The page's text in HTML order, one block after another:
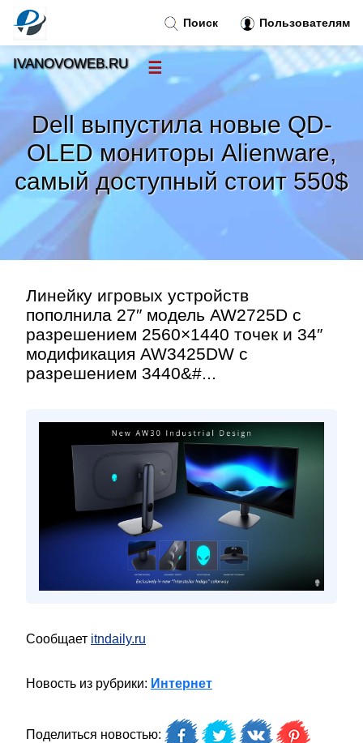
Dell выпустила новые QD-
OLED мониторы Alienware,
самый доступный стоит 550$
Линейку игровых устройств
пополнила 27″ модель AW2725D с
разрешением 2560×1440 точек и 34″
модификация AW3425DW с
разрешением 3440&#...
Сообщает itndaily.ru
Новость из рубрики: Интернет
Поделиться новостью:
Поиск Пользователям
IVANOVOWEB.RU ☰
Новости
Тренды новостей»
Рубрики»
Правила »